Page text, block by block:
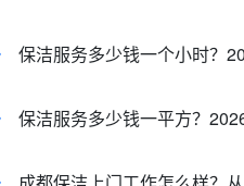
服务类型
计费方
保洁
计费
保洁服务多少钱一个小时？
保洁服务多少钱一平方？